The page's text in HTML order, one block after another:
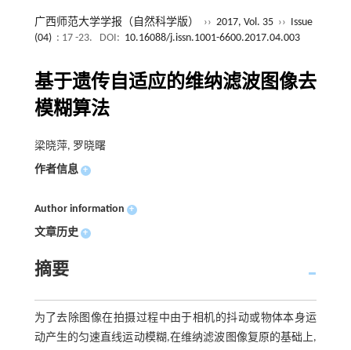
广西师范大学学报（自然科学版） ›› 2017, Vol. 35 ››
Issue
(04) : 17 -23. DOI: 10.16088/j.issn.1001-6600.2017.04.003
基于遗传自适应的维纳滤波图像去
模糊算法
梁晓萍, 罗晓曙
作者信息 +
Author information +
文章历史 +
摘要
为了去除图像在拍摄过程中由于相机的抖动或物体本身运
动产生的匀速直线运动模糊,在维纳滤波图像复原的基础上,